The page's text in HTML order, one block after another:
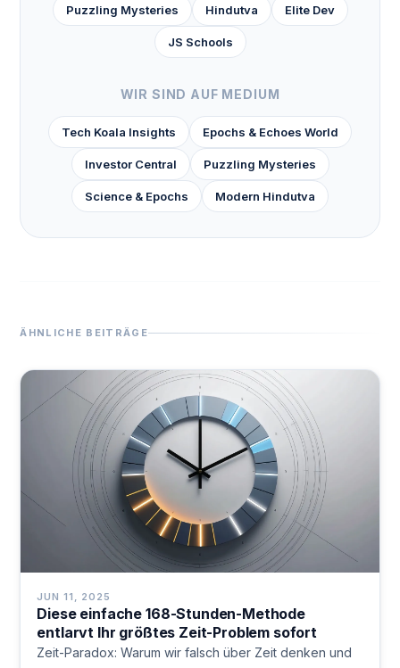
Puzzling Mysteries Hindutva Elite Dev
JS Schools
WIR SIND AUF MEDIUM
Tech Koala Insights Epochs & Echoes World
Investor Central Puzzling Mysteries
Science & Epochs Modern Hindutva
ÄHNLICHE BEITRÄGE
JUN 11, 2025
Diese einfache 168-Stunden-Methode
entlarvt Ihr größtes Zeit-Problem sofort
Zeit-Paradox: Warum wir falsch über Zeit denken und